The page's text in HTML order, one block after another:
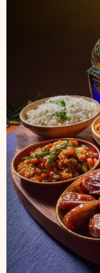
van
Oman